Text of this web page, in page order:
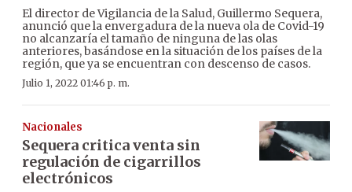
El director de Vigilancia de la Salud, Guillermo Sequera,
anunció que la envergadura de la nueva ola de Covid-19
no alcanzaría el tamaño de ninguna de las olas
anteriores, basándose en la situación de los países de la
región, que ya se encuentran con descenso de casos.
Julio 1, 2022 01:46 p. m.
Nacionales
Sequera critica venta sin
regulación de cigarrillos
electrónicos